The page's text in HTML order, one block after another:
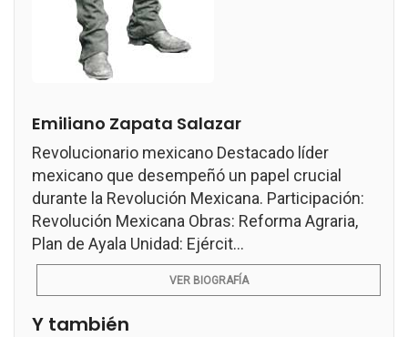
Emiliano Zapata Salazar
Revolucionario mexicano Destacado líder
mexicano que desempeñó un papel crucial
durante la Revolución Mexicana. Participación:
Revolución Mexicana Obras: Reforma Agraria,
Plan de Ayala Unidad: Ejércit...
VER BIOGRAFÍA
Y también